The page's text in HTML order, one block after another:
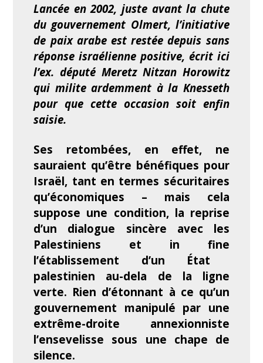
Lancée en 2002, juste avant la chute
du gouvernement Olmert, l’initiative
de paix arabe est restée depuis sans
réponse israélienne positive, écrit ici
l’ex. député Meretz Nitzan Horowitz
qui milite ardemment à la Knesseth
pour que cette occasion soit enfin
saisie.
Ses retombées, en effet, ne
sauraient qu’être bénéfiques pour
Israël, tant en termes sécuritaires
qu’économiques – mais cela
suppose une condition, la reprise
d’un dialogue sincère avec les
Palestiniens et in fine
l’établissement d’un État
palestinien au-dela de la ligne
verte. Rien d’étonnant à ce qu’un
gouvernement manipulé par une
extrême-droite annexionniste
l’ensevelisse sous une chape de
silence.